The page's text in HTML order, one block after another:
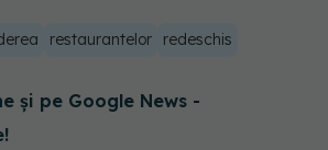
restaurantelor redeschis
și pe Google News -